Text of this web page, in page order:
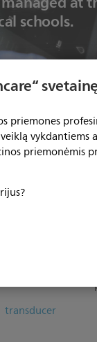
priemones
vykdantiems
priemonėmis
schools.